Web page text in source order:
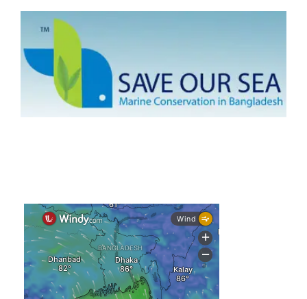
দেশের ৫ জেলায় বন্যার শঙ্কা
দেশের বিভিন্ন অঞ্চলে বজ্রবৃষ্টির আভাস, ঢাকার আকাশও মেঘলা
আগস্টে টানা বৃষ্টি ও বন্যার আভাস, সাগরে একাধিক লঘুচাপের শঙ্কা